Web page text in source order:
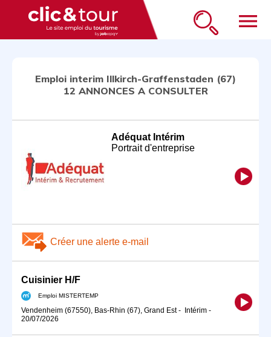
menu
Emploi interim Illkirch-Graffenstaden (67)
12 ANNONCES A CONSULTER
Adéquat Intérim
Portrait d'entreprise
Créer une alerte e-mail
Cuisinier H/F
Emploi MISTERTEMP
Vendenheim (67550), Bas-Rhin (67), Grand Est- Intérim -
20/07/2026